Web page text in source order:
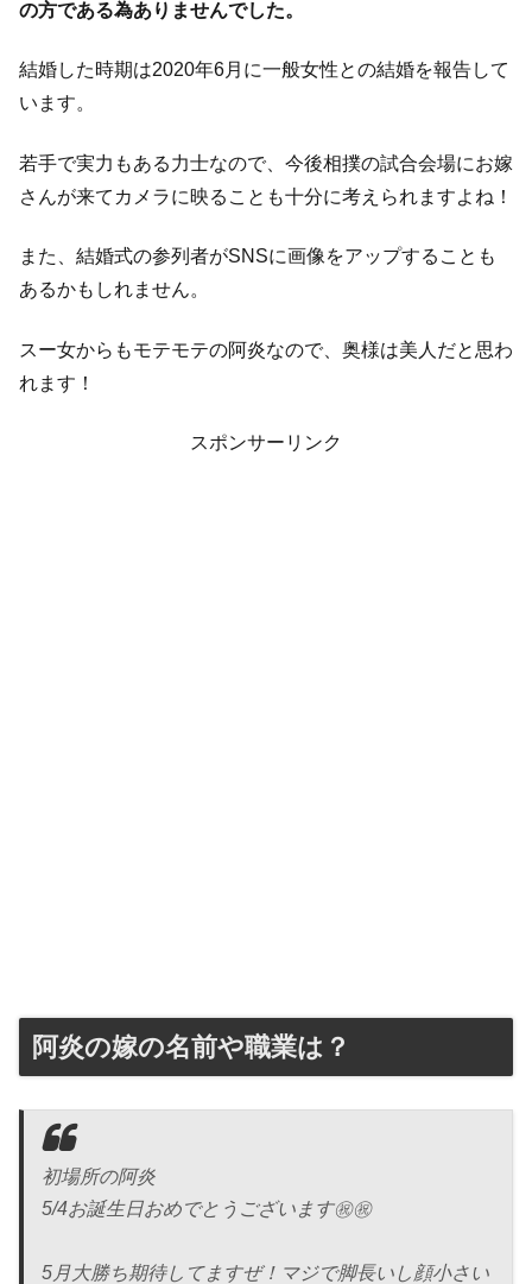
の方である為ありませんでした。
結婚した時期は2020年6月に一般女性との結婚を報告して
います。
若手で実力もある力士なので、今後相撲の試合会場にお嫁
さんが来てカメラに映ることも十分に考えられますよね！
また、結婚式の参列者がSNSに画像をアップすることも
あるかもしれません。
スー女からもモテモテの阿炎なので、奥様は美人だと思わ
れます！
スポンサーリンク
阿炎の嫁の名前や職業は？
初場所の阿炎
5/4お誕生日おめでとうございます㊗️㊗️
5月大勝ち期待してますぜ！マジで脚長いし顔小さい